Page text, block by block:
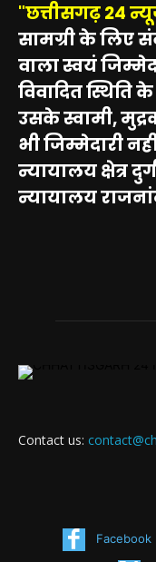
"छत्तीसगढ़ 24
सामग्री के लिए
वाला स्वयं
विवादित स्थिति
उसके स्वामी,
भी जिम्मेदारी
न्यायालय क्षेत्र
न्यायालय
Contact us:
Facebook